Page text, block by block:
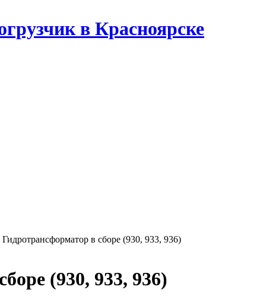
в Красноярске
Гидротрансформатор в сборе (930, 933, 936)
(930, 933, 936)